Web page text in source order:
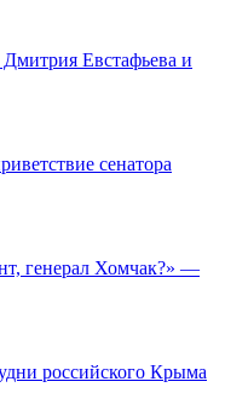
Евстафьева и
сенатора
генерал Хомчак?» —
российского Крыма